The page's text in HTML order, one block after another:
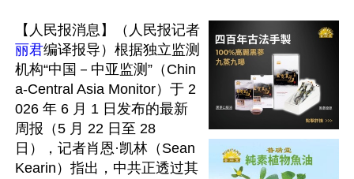
【人民报消息】（人民报记者
丽君编译报导）根据独立监测
机构“中国－中亚监测”（Chin
a-Central Asia Monitor）于 2
026 年 6 月 1 日发布的最新
周报（5 月 22 日至 28
日），记者肖恩·凯林（Sean
Kearin）指出，中共正透过其